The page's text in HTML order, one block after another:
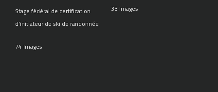
Stage fédéral de certification
d'initiateur de ski de randonnée
74 Images
33 Images